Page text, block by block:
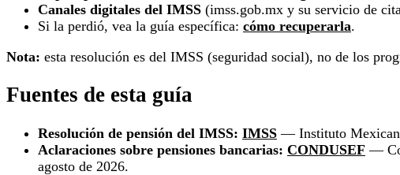
Canales digitales del IMSS (imss.gob.mx y su servicio de
Si la perdió, vea la guía específica: cómo recuperarla.
Nota: esta resolución es del IMSS (seguridad social), no de los
Fuentes de esta guía
Resolución de pensión del IMSS: IMSS — Instituto
Aclaraciones sobre pensiones bancarias: CONDUSEF —
agosto de 2026.